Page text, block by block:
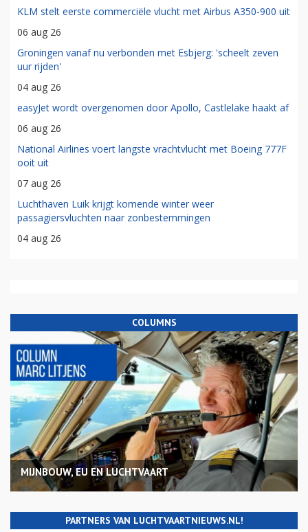
KLM stelt eerste commerciële vlucht met Airbus A350-900 uit
06 aug 26
Groningen vanaf nu verbonden met Esbjerg: 'scheelt zeven
uur rijden'
04 aug 26
easyJet wordt overgenomen door Apollo, Castlelake haakt af
06 aug 26
National Airlines voert langste vrachtvlucht met Boeing 777F
ooit uit
07 aug 26
Luchthaven Luik krijgt komende winter weer
passagiersvluchten naar zonbestemmingen
04 aug 26
COLUMNS
MIJNBOUW, EU EN LUCHTVAART
PARTNERS VAN LUCHTVAARTNIEUWS.NL!